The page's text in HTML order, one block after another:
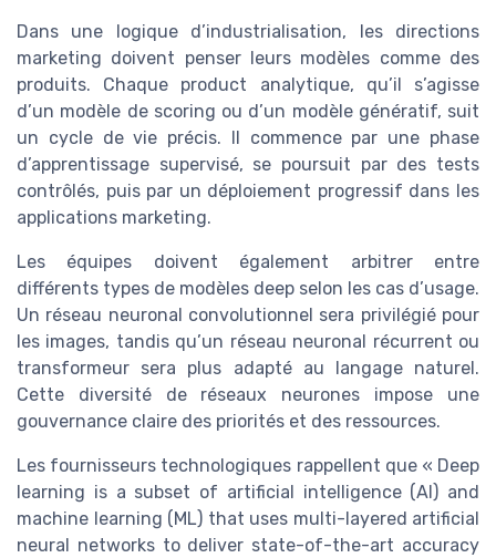
Dans une logique d’industrialisation, les directions
marketing doivent penser leurs modèles comme des
produits. Chaque product analytique, qu’il s’agisse
d’un modèle de scoring ou d’un modèle génératif, suit
un cycle de vie précis. Il commence par une phase
d’apprentissage supervisé, se poursuit par des tests
contrôlés, puis par un déploiement progressif dans les
applications marketing.
Les équipes doivent également arbitrer entre
différents types de modèles deep selon les cas d’usage.
Un réseau neuronal convolutionnel sera privilégié pour
les images, tandis qu’un réseau neuronal récurrent ou
transformeur sera plus adapté au langage naturel.
Cette diversité de réseaux neurones impose une
gouvernance claire des priorités et des ressources.
Les fournisseurs technologiques rappellent que « Deep
learning is a subset of artificial intelligence (AI) and
machine learning (ML) that uses multi-layered artificial
neural networks to deliver state-of-the-art accuracy